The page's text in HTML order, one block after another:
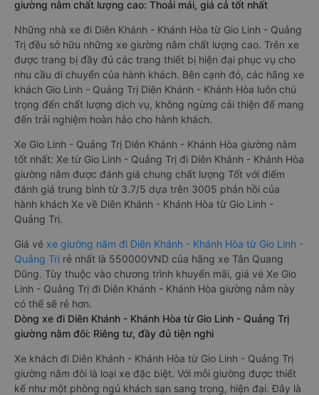
giường nằm chất lượng cao: Thoải mái, giá cả tốt nhất
Những nhà xe đi Diên Khánh - Khánh Hòa từ Gio Linh - Quảng
Trị đều sở hữu những xe giường nằm chất lượng cao. Trên xe
được trang bị đầy đủ các trang thiết bị hiện đại phục vụ cho
nhu cầu di chuyển của hành khách. Bên cạnh đó, các hãng xe
khách Gio Linh - Quảng Trị Diên Khánh - Khánh Hòa luôn chú
trọng đến chất lượng dịch vụ, không ngừng cải thiện để mang
đến trải nghiệm hoàn hảo cho hành khách.
Xe Gio Linh - Quảng Trị Diên Khánh - Khánh Hòa giường nằm
tốt nhất: Xe từ Gio Linh - Quảng Trị đi Diên Khánh - Khánh Hòa
giường nằm được đánh giá chung chất lượng Tốt với điểm
đánh giá trung bình từ 3.7/5 dựa trên 3005 phản hồi của
hành khách Xe về Diên Khánh - Khánh Hòa từ Gio Linh -
Quảng Trị.
Giá vé xe giường nằm đi Diên Khánh - Khánh Hòa từ Gio Linh -
Quảng Trị rẻ nhất là 550000VND của hãng xe Tân Quang
Dũng. Tùy thuộc vào chương trình khuyến mãi, giá vé Xe Gio
Linh - Quảng Trị đi Diên Khánh - Khánh Hòa giường nằm này
có thể sẽ rẻ hơn.
Dòng xe đi Diên Khánh - Khánh Hòa từ Gio Linh - Quảng Trị
giường nằm đôi: Riêng tư, đầy đủ tiện nghi
Xe khách đi Diên Khánh - Khánh Hòa từ Gio Linh - Quảng Trị
giường nằm đôi là loại xe đặc biệt. Với mỗi giường được thiết
kế như một phòng ngủ khách sạn sang trọng, hiện đại. Đây là